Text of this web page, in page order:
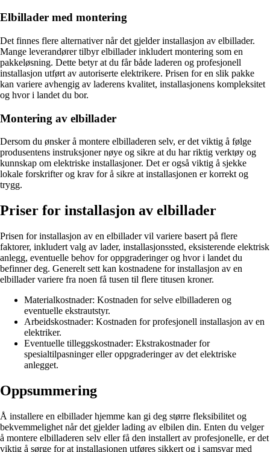
Elbillader med montering
Det finnes flere alternativer når det gjelder installasjon av elbillader.
Mange leverandører tilbyr elbillader inkludert montering som en
pakkeløsning. Dette betyr at du får både laderen og profesjonell
installasjon utført av autoriserte elektrikere. Prisen for en slik pakke
kan variere avhengig av laderens kvalitet, installasjonens kompleksitet
og hvor i landet du bor.
Montering av elbillader
Dersom du ønsker å montere elbilladeren selv, er det viktig å følge
produsentens instruksjoner nøye og sikre at du har riktig verktøy og
kunnskap om elektriske installasjoner. Det er også viktig å sjekke
lokale forskrifter og krav for å sikre at installasjonen er korrekt og
trygg.
Priser for installasjon av elbillader
Prisen for installasjon av en elbillader vil variere basert på flere
faktorer, inkludert valg av lader, installasjonssted, eksisterende elektrisk
anlegg, eventuelle behov for oppgraderinger og hvor i landet du
befinner deg. Generelt sett kan kostnadene for installasjon av en
elbillader variere fra noen få tusen til flere titusen kroner.
Materialkostnader: Kostnaden for selve elbilladeren og
eventuelle ekstrautstyr.
Arbeidskostnader: Kostnaden for profesjonell installasjon av en
elektriker.
Eventuelle tilleggskostnader: Ekstrakostnader for
spesialtilpasninger eller oppgraderinger av det elektriske
anlegget.
Oppsummering
Å installere en elbillader hjemme kan gi deg større fleksibilitet og
bekvemmelighet når det gjelder lading av elbilen din. Enten du velger
å montere elbilladeren selv eller få den installert av profesjonelle, er det
viktig å sørge for at installasjonen utføres sikkert og i samsvar med